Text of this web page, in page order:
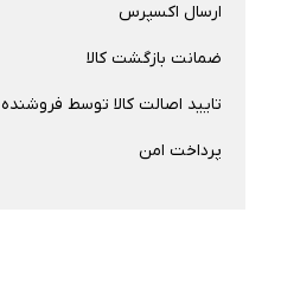
ارسال اکسپرس
ضمانت بازگشت کالا
تایید اصالت کالا توسط فروشنده
پرداخت امن